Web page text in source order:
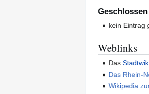
Geschlossen
kein Eintrag
Weblinks
Das
Das Rhein-
Wikipedia